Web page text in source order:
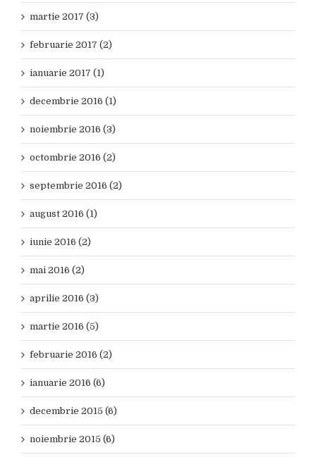
martie 2017 (3)
februarie 2017 (2)
ianuarie 2017 (1)
decembrie 2016 (1)
noiembrie 2016 (3)
octombrie 2016 (2)
septembrie 2016 (2)
august 2016 (1)
iunie 2016 (2)
mai 2016 (2)
aprilie 2016 (3)
martie 2016 (5)
februarie 2016 (2)
ianuarie 2016 (6)
decembrie 2015 (6)
noiembrie 2015 (6)